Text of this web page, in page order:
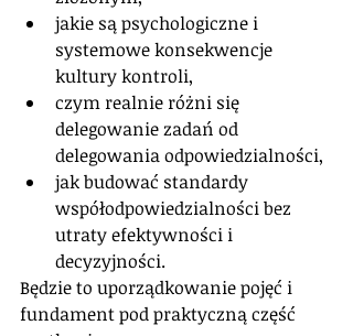
jakie są psychologiczne i
systemowe konsekwencje
kultury kontroli,
czym realnie różni się
delegowanie zadań od
delegowania odpowiedzialności,
jak budować standardy
współodpowiedzialności bez
utraty efektywności i
decyzyjności.
Będzie to uporządkowanie pojęć i
fundament pod praktyczną część